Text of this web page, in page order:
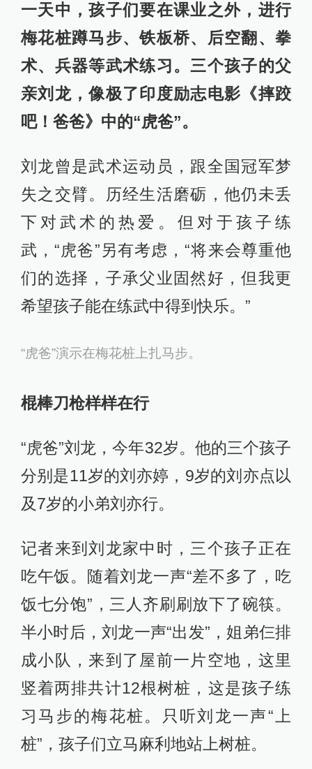
一天中，孩子们要在课业之外，进行
梅花桩蹲马步、铁板桥、后空翻、拳
术、兵器等武术练习。三个孩子的父
亲刘龙，像极了印度励志电影《摔跤
吧！爸爸》中的“虎爸”。
刘龙曾是武术运动员，跟全国冠军梦
失之交臂。历经生活磨砺，他仍未丢
下对武术的热爱。但对于孩子练
武，“虎爸”另有考虑，“将来会尊重他
们的选择，子承父业固然好，但我更
希望孩子能在练武中得到快乐。”
“虎爸”演示在梅花桩上扎马步。
棍棒刀枪样样在行
“虎爸”刘龙，今年32岁。他的三个孩子
分别是11岁的刘亦婷，9岁的刘亦点以
及7岁的小弟刘亦行。
记者来到刘龙家中时，三个孩子正在
吃午饭。随着刘龙一声“差不多了，吃
饭七分饱”，三人齐刷刷放下了碗筷。
半小时后，刘龙一声“出发”，姐弟仨排
成小队，来到了屋前一片空地，这里
竖着两排共计12根树桩，这是孩子练
习马步的梅花桩。只听刘龙一声“上
桩”，孩子们立马麻利地站上树桩。